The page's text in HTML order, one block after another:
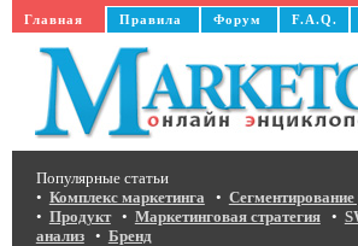
Главная Правила Форум F.A.Q.
Популярные статьи
• Комплекс маркетинга •
• Продукт• Маркетинговая стратегия•
анализ• Бренд